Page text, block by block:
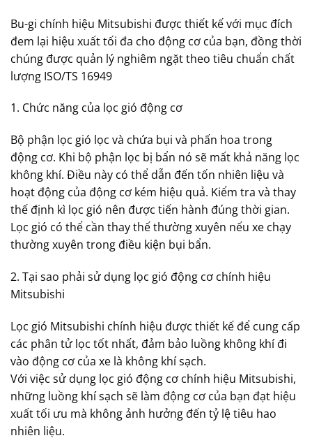
Bu-gi chính hiệu Mitsubishi được thiết kế với mục đích
đem lại hiệu xuất tối đa cho động cơ của bạn, đồng thời
chúng được quản lý nghiêm ngặt theo tiêu chuẩn chất
lượng ISO/TS 16949
1. Chức năng của lọc gió động cơ
Bộ phận lọc gió lọc và chứa bụi và phấn hoa trong
động cơ. Khi bộ phận lọc bị bẩn nó sẽ mất khả năng lọc
không khí. Điều này có thể dẫn đến tốn nhiên liệu và
hoạt động của động cơ kém hiệu quả. Kiểm tra và thay
thế định kì lọc gió nên được tiến hành đúng thời gian.
Lọc gió có thể cần thay thế thường xuyên nếu xe chạy
thường xuyên trong điều kiện bụi bẩn.
2. Tại sao phải sử dụng lọc gió động cơ chính hiệu
Mitsubishi
Lọc gió Mitsubishi chính hiệu được thiết kế để cung cấp
các phân tử lọc tốt nhất, đảm bảo luồng không khí đi
vào động cơ của xe là không khí sạch.
Với việc sử dụng lọc gió động cơ chính hiệu Mitsubishi,
những luồng khí sạch sẽ làm động cơ của bạn đạt hiệu
xuất tối ưu mà không ảnh hưởng đến tỷ lệ tiêu hao
nhiên liệu.